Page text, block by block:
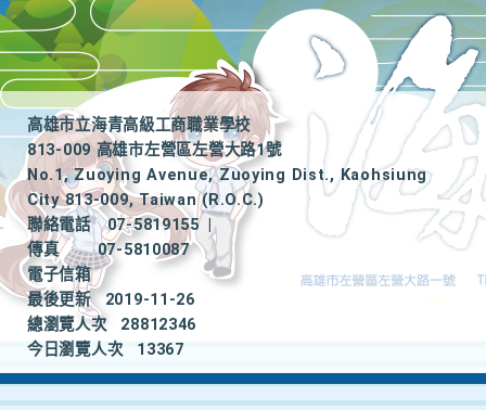
高雄市立海青高級工商職業學校
813-009 高雄市左營區左營大路1號
No.1, Zuoying Avenue, Zuoying Dist., Kaohsiung
City 813-009, Taiwan (R.O.C.)
聯絡電話
07-5819155
|
傳真
07-5810087
電子信箱
最後更新
2019-11-26
總瀏覽人次
28812346
今日瀏覽人次
13367